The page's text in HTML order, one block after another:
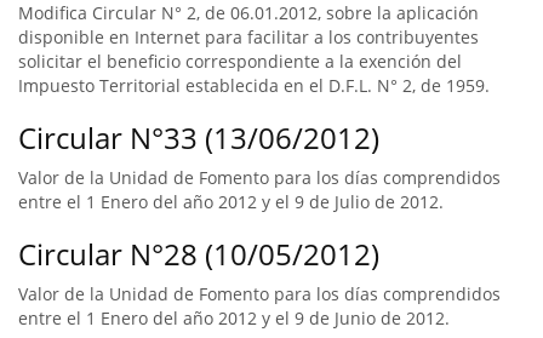
Modifica Circular N° 2, de 06.01.2012, sobre la aplicación
disponible en Internet para facilitar a los contribuyentes
solicitar el beneficio correspondiente a la exención del
Impuesto Territorial establecida en el D.F.L. N° 2, de 1959.
Circular N°33 (13/06/2012)
Valor de la Unidad de Fomento para los días comprendidos
entre el 1 Enero del año 2012 y el 9 de Julio de 2012.
Circular N°28 (10/05/2012)
Valor de la Unidad de Fomento para los días comprendidos
entre el 1 Enero del año 2012 y el 9 de Junio de 2012.